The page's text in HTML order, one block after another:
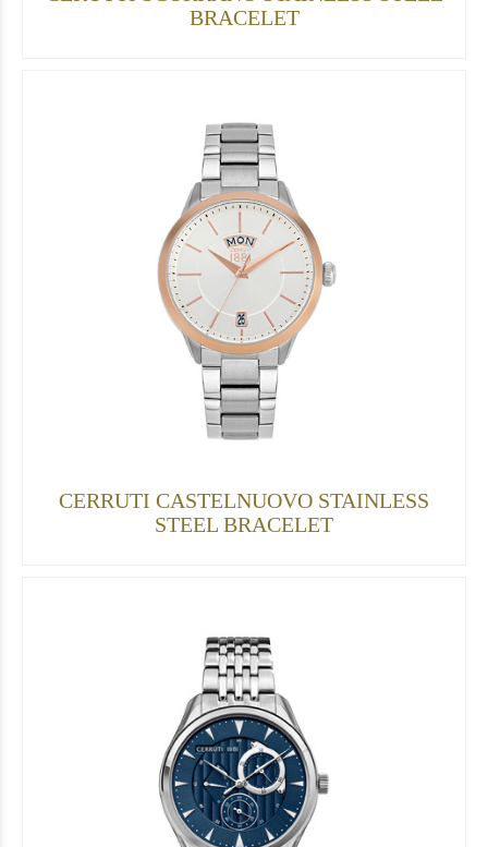
BRACELET
CERRUTI CASTELNUOVO STAINLESS
STEEL BRACELET